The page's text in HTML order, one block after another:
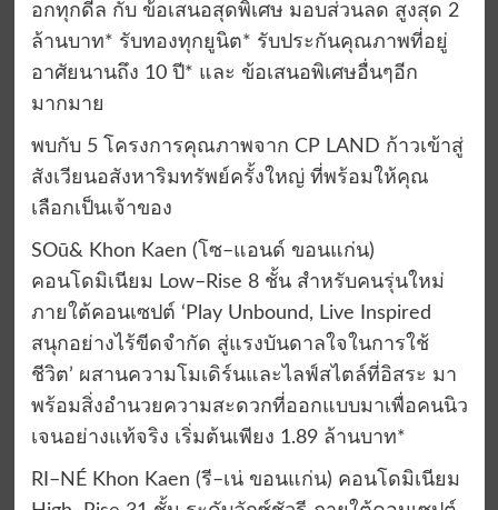
อกทุกดีล กับ ข้อเสนอสุดพิเศษ มอบส่วนลด สูงสุด 2
ล้านบาท* รับทองทุกยูนิต* รับประกันคุณภาพที่อยู่
อาศัยนานถึง 10 ปี* และ ข้อเสนอพิเศษอื่นๆอีก
มากมาย
พบกับ 5 โครงการคุณภาพจาก CP LAND ก้าวเข้าสู่
สังเวียนอสังหาริมทรัพย์ครั้งใหญ่ ที่พร้อมให้คุณ
เลือกเป็นเจ้าของ
SOū& Khon Kaen (โซ–แอนด์ ขอนแก่น)
คอนโดมิเนียม Low–Rise 8 ชั้น สำหรับคนรุ่นใหม่
ภายใต้คอนเซปต์ ‘Play Unbound, Live Inspired
สนุกอย่างไร้ขีดจำกัด สู่แรงบันดาลใจในการใช้
ชีวิต’ ผสานความโมเดิร์นและไลฟ์สไตล์ที่อิสระ มา
พร้อมสิ่งอำนวยความสะดวกที่ออกแบบมาเพื่อคนนิว
เจนอย่างแท้จริง เริ่มต้นเพียง 1.89 ล้านบาท*
RI–NÉ Khon Kaen (รี–เน่ ขอนแก่น) คอนโดมิเนียม